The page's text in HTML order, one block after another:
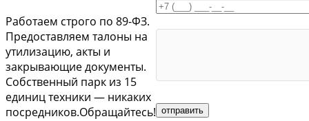
Работаем строго по 89-ФЗ.
Предоставляем талоны на
утилизацию, акты и
закрывающие документы.
Собственный парк из 15
единиц техники — никаких
посредников.Обращайтесь!